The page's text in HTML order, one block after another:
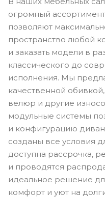
огромный
позволяют
пространство любой
и заказать модели в
классического до
исполнения. Мы
качественной
велюр и другие
модульные системы
и конфигурацию
созданы все условия
доступна рассрочка,
и проводятся
идеальное решение
комфорт и уют на